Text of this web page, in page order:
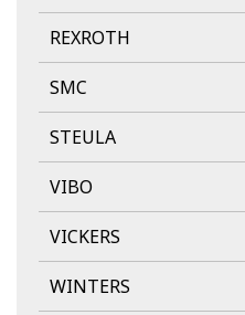
REXROTH
SMC
STEULA
VIBO
VICKERS
WINTERS